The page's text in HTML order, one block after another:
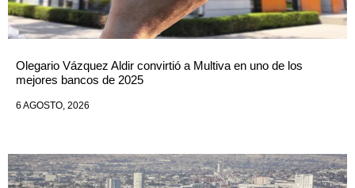
Olegario Vázquez Aldir convirtió a Multiva en uno de los
mejores bancos de 2025
6 AGOSTO, 2026